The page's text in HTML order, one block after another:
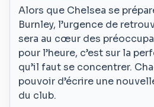
Alors que Chelsea se
Burnley, l’urgence de
sera au cœur des
pour l’heure, c’est sur la
qu’il faut se concentrer.
pouvoir d’écrire une
du club.